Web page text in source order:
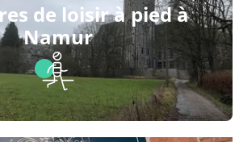
de loisir à pied à
Namur